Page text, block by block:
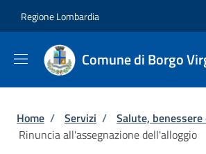
Regione Lombardia
Comune di Borgo
Briciole di pane
Home / Servizi / Salute,
Rinuncia all'assegnazione dell'alloggio